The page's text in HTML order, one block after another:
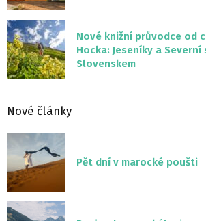
Nové knižní průvodce od
Hocka: Jeseníky a
Slovenskem
Nové články
Pět dní v marocké poušti